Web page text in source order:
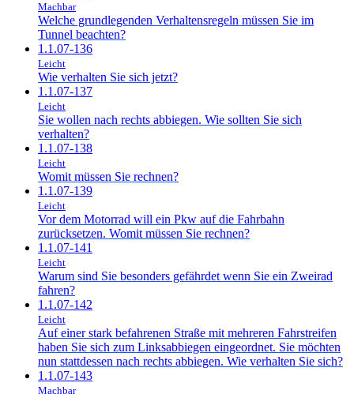
Machbar
Welche grundlegenden Verhaltensregeln müssen Sie im
Tunnel beachten?
1.1.07-136
Leicht
Wie verhalten Sie sich jetzt?
1.1.07-137
Leicht
Sie wollen nach rechts abbiegen. Wie sollten Sie sich
verhalten?
1.1.07-138
Leicht
Womit müssen Sie rechnen?
1.1.07-139
Leicht
Vor dem Motorrad will ein Pkw auf die Fahrbahn
zurücksetzen. Womit müssen Sie rechnen?
1.1.07-141
Leicht
Warum sind Sie besonders gefährdet wenn Sie ein Zweirad
fahren?
1.1.07-142
Leicht
Auf einer stark befahrenen Straße mit mehreren Fahrstreifen
haben Sie sich zum Linksabbiegen eingeordnet. Sie möchten
nun stattdessen nach rechts abbiegen. Wie verhalten Sie sich?
1.1.07-143
Machbar